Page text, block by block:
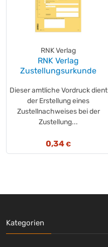
RNK Verlag
RNK Verlag
Zustellungsurkunde
Dieser amtliche Vordruck dient
der Erstellung eines
Zustellnachweises bei der
Zustellung...
0,34 €
Kategorien